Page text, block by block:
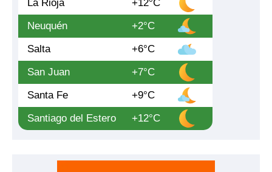
La Rioja
+12°C
Neuquén
+2°C
Salta
+6°C
San Juan
+7°C
Santa Fe
+9°C
Santiago del Estero
+12°C